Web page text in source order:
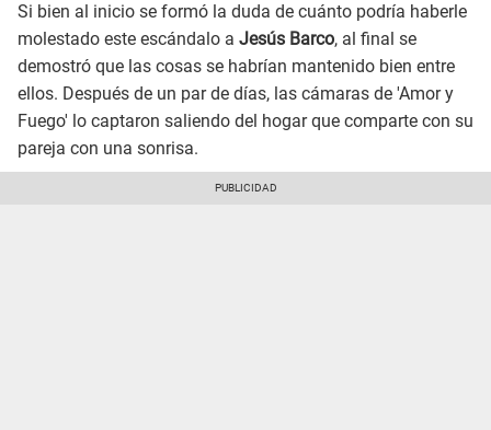
Si bien al inicio se formó la duda de cuánto podría haberle
molestado este escándalo a Jesús Barco, al final se
demostró que las cosas se habrían mantenido bien entre
ellos. Después de un par de días, las cámaras de 'Amor y
Fuego' lo captaron saliendo del hogar que comparte con su
pareja con una sonrisa.